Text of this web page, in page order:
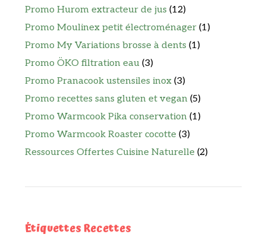
Promo Hurom extracteur de jus (12)
Promo Moulinex petit électroménager (1)
Promo My Variations brosse à dents (1)
Promo ÖKO filtration eau (3)
Promo Pranacook ustensiles inox (3)
Promo recettes sans gluten et vegan (5)
Promo Warmcook Pika conservation (1)
Promo Warmcook Roaster cocotte (3)
Ressources Offertes Cuisine Naturelle (2)
Étiquettes Recettes